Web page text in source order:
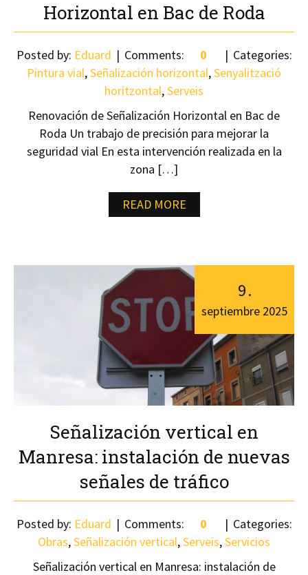
Horizontal en Bac de Roda
Posted by: Eduard Comments: 0
Categories:
Pintura vial,Señalización horizontal,Senyalització
horitzontal,Serveis
Renovación de Señalización Horizontal en Bac de
Roda Un trabajo de precisión para mejorar la
seguridad vial En esta intervención realizada en la
zona […]
READ MORE
Señalización vertical en
Manresa: instalación de nuevas
señales de tráfico
9.
septiembre 2025
Posted by: Eduard Comments: 0
Categories:
Obras,Señalización vertical,Serveis,Servicios
Señalización vertical en Manresa: instalación de